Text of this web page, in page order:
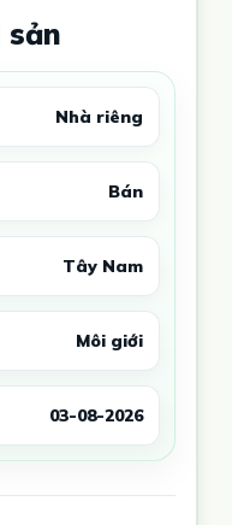
Nhà riêng
Bán
Tây Nam
Môi giới
03-08-2026